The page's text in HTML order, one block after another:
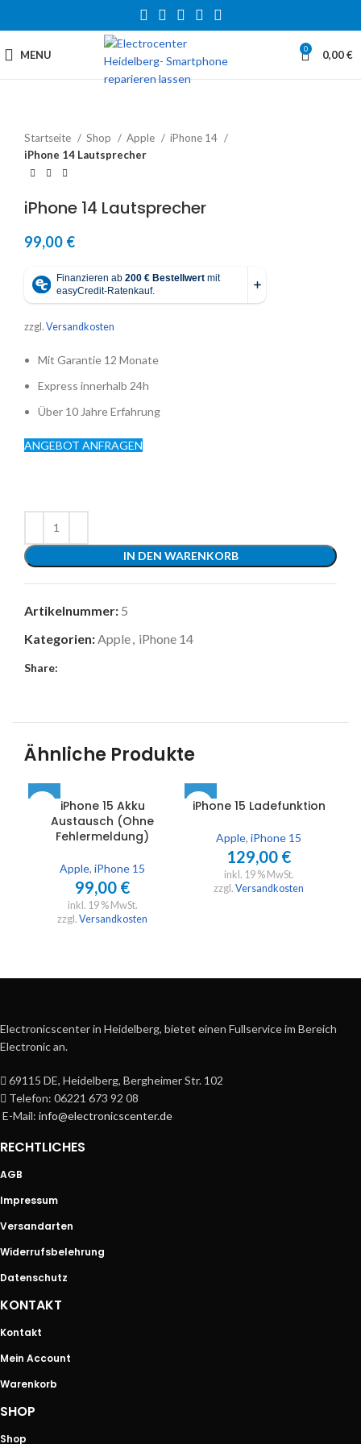
MENU 0 0,00€
Startseite Shop Apple
iPhone 14
iPhone 14 Lautsprecher
iPhone 14 Lautsprecher
99,00 €
zzgl. Versandkosten
Mit Garantie 12 Monate
Express innerhalb 24h
Über 10 Jahre Erfahrung
ANGEBOT ANFRAGEN
IN DEN WARENKORB
Artikelnummer: 5
Kategorien: Apple iPhone 14
Share:
Ähnliche Produkte
iPhone 15 Akku
Austausch (Ohne
Fehlermeldung)
Apple, iPhone 15
99,00 €
inkl. 19 % MwSt.
zzgl. Versandkosten
iPhone 15 Ladefunktion
Apple, iPhone 15
129,00 €
inkl. 19 % MwSt.
zzgl. Versandkosten
Electronicscenter in Heidelberg, bietet einen Fullservice im Bereich
Electronic an.
69115 DE, Heidelberg, Bergheimer Str. 102
Telefon: 06221 673 92 08
E-Mail:info@electronicscenter.de
RECHTLICHES
AGB
Impressum
Versandarten
Widerrufsbelehrung
Datenschutz
KONTAKT
Kontakt
Mein Account
Warenkorb
SHOP
Shop